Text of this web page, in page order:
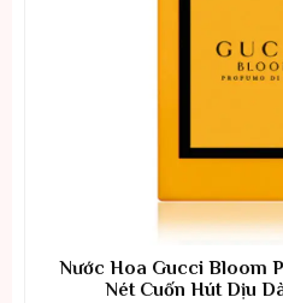
Nước Hoa Gucci Bloom
Nét Cuốn Hút Dịu